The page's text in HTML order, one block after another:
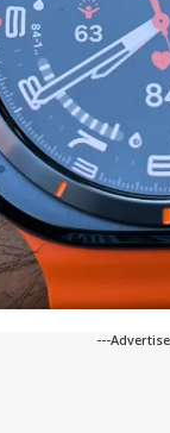
---